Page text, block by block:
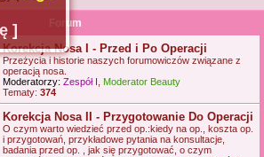
Forum
Korekcja Nosa I - Przed i Po Operacji
Przeżycia i historie naszych forumowiczów związane z
operacją nosa.
Moderatorzy: Zespół I
Moderator Beauty
Tematy: 374
Korekcja Nosa II - Przygotowanie Do Operacji
O czym warto wiedzieć przed op.:kiedy na op., koszta op.
i przygotowań, przykładowe pytania na konsultacje,
badania przed op. , jak się przygotować, o czym
]